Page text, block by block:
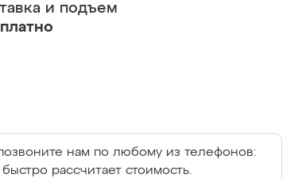
и подъем
нам по любому из телефонов:
рассчитает стоимость.